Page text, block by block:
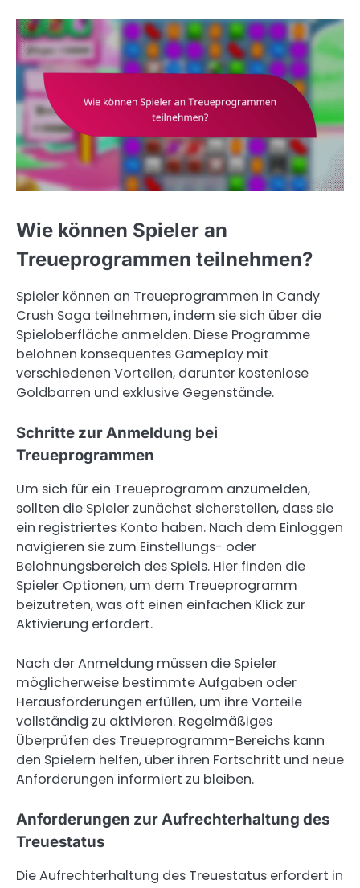
Wie können Spieler an
Treueprogrammen teilnehmen?
Spieler können an Treueprogrammen in Candy
Crush Saga teilnehmen, indem sie sich über die
Spieloberfläche anmelden. Diese Programme
belohnen konsequentes Gameplay mit
verschiedenen Vorteilen, darunter kostenlose
Goldbarren und exklusive Gegenstände.
Schritte zur Anmeldung bei
Treueprogrammen
Um sich für ein Treueprogramm anzumelden,
sollten die Spieler zunächst sicherstellen, dass sie
ein registriertes Konto haben. Nach dem Einloggen
navigieren sie zum Einstellungs- oder
Belohnungsbereich des Spiels. Hier finden die
Spieler Optionen, um dem Treueprogramm
beizutreten, was oft einen einfachen Klick zur
Aktivierung erfordert.
Nach der Anmeldung müssen die Spieler
möglicherweise bestimmte Aufgaben oder
Herausforderungen erfüllen, um ihre Vorteile
vollständig zu aktivieren. Regelmäßiges
Überprüfen des Treueprogramm-Bereichs kann
den Spielern helfen, über ihren Fortschritt und neue
Anforderungen informiert zu bleiben.
Anforderungen zur Aufrechterhaltung des
Treuestatus
Die Aufrechterhaltung des Treuestatus erfordert in